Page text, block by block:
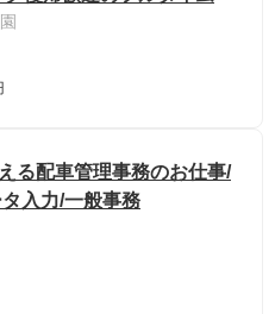
る配車管理事務のお仕事/
入力/一般事務